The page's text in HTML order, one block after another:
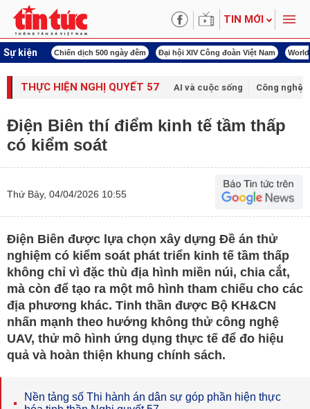
TIN MỚI
Sự kiện
mạng Chiến dịch 500 ngày đêm Đại hội XIV Công đoàn Việt Nam
THỰC HIỆN NGHỊ QUYẾT 57 AI và cuộc sống Công nghệ
Điện Biên thí điểm kinh tế tầm thấp
có kiểm soát
Thứ Bảy, 04/04/2026 10:55
Điện Biên được lựa chọn xây dựng Đề án thử
nghiệm có kiểm soát phát triển kinh tế tầm thấp
không chỉ vì đặc thù địa hình miền núi, chia cắt,
mà còn để tạo ra một mô hình tham chiếu cho các
địa phương khác. Tinh thần được Bộ KH&CN
nhấn mạnh theo hướng không thử công nghệ
UAV, thử mô hình ứng dụng thực tế để đo hiệu
quả và hoàn thiện khung chính sách.
Nền tảng số Thi hành án dân sự góp phần hiện thực